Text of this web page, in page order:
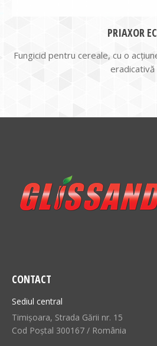
PRIAXOR EC
Fungicid pentru cereale, cu o
eradicativă
CONTACT
Sediul central
Timișoara, Strada Gării nr. 15
Cod Poștal 300167 / România